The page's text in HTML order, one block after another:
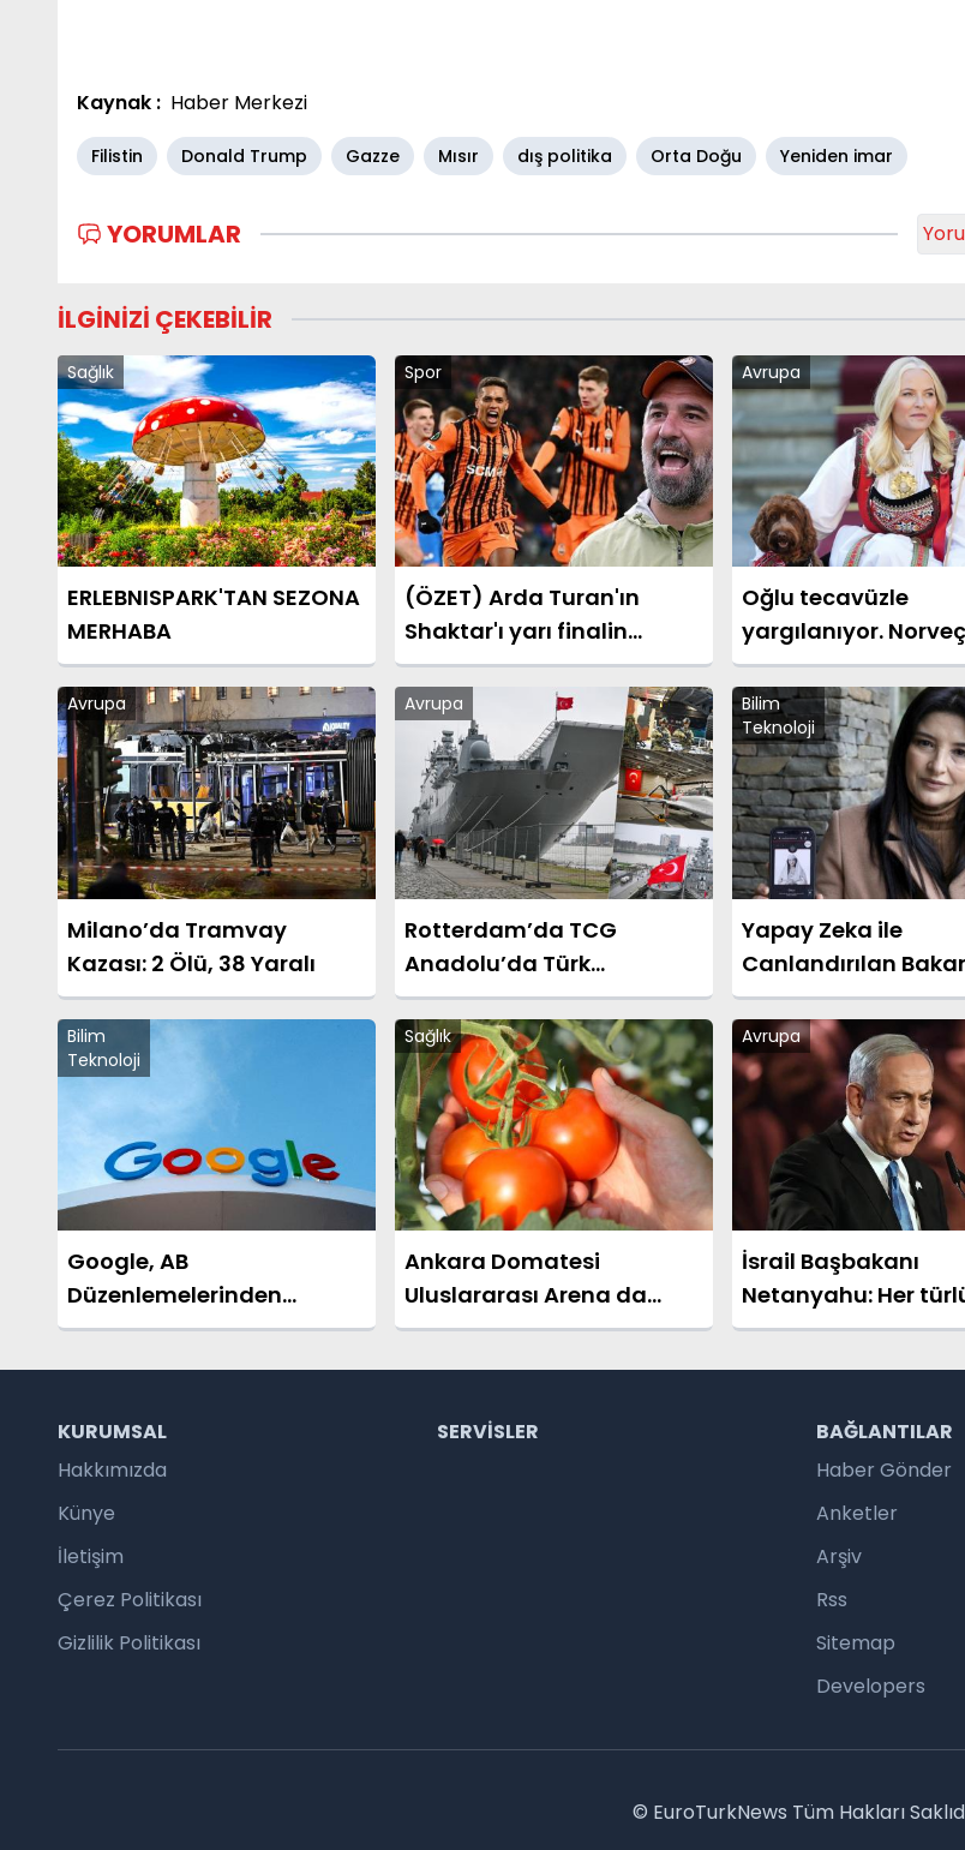
Kaynak : Haber Merkezi
Filistin Donald Trump Gazze Mısır dış politika Orta Doğu Yeniden imar
YORUMLAR
İLGİNİZİ ÇEKEBİLİR
Sağlık
ERLEBNISPARK'TAN SEZONA
MERHABA
Spor
(ÖZET) Arda Turan'ın
Shaktar'ı yarı finalin
kapılarını araladı! Shaktar
Donetsk - AZ Alkmaar
maçı sonucu: 3-0 (UEFA
Konferans Ligi)
Avrupa
Oğlu tecavüzle
yargılanıyor. Norveç
Prensesi'nden
itirafı
Avrupa
Milano’da Tramvay
Kazası: 2 Ölü, 38 Yaralı
Avrupa
Rotterdam’da TCG
Anadolu’da Türk
Savunma Sanayi Fuarı
Bilim
Teknoloji
Yapay Zeka ile
Canlandırılan
Oyuncu
Ağladım"
Bilim
Teknoloji
Google, AB
Düzenlemelerinden
Kaçınmak İçin Arama
Motoru Algoritmasını
Sağlık
Ankara Domatesi
Uluslararası Arena da
İddialı: Dünyanın En İyi
Domatesleri Arasında Yer
Avrupa
İsrail Başbakanı
Netanyahu: Her
senaryoya hazırız
KURUMSAL
Hakkımızda
Künye
İletişim
Çerez Politikası
Gizlilik Politikası
SERVISLER
BAĞLANTILAR
Haber Gönder
Anketler
Arşiv
Rss
Sitemap
Developers
© EuroTurkNews Tüm Hakları